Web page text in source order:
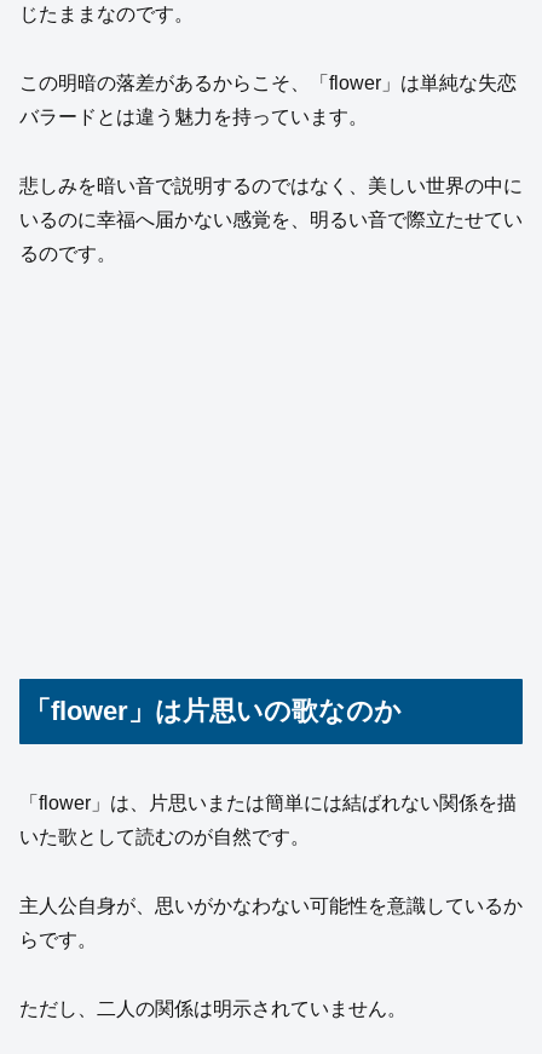
じたままなのです。
この明暗の落差があるからこそ、「flower」は単純な失恋
バラードとは違う魅力を持っています。
悲しみを暗い音で説明するのではなく、美しい世界の中に
いるのに幸福へ届かない感覚を、明るい音で際立たせてい
るのです。
「flower」は片思いの歌なのか
「flower」は、片思いまたは簡単には結ばれない関係を描
いた歌として読むのが自然です。
主人公自身が、思いがかなわない可能性を意識しているか
らです。
ただし、二人の関係は明示されていません。